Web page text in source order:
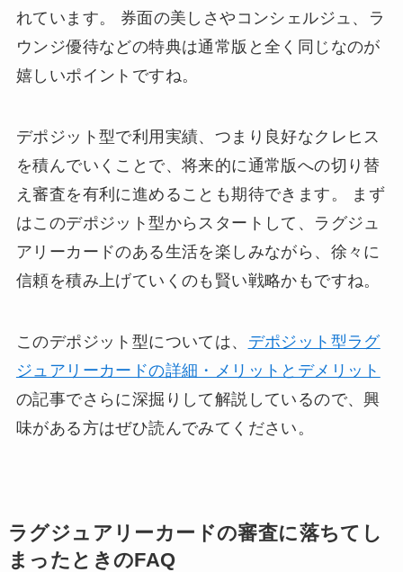
れています。 券面の美しさやコンシェルジュ、ラ
ウンジ優待などの特典は通常版と全く同じなのが
嬉しいポイントですね。
デポジット型で利用実績、つまり良好なクレヒス
を積んでいくことで、将来的に通常版への切り替
え審査を有利に進めることも期待できます。 まず
はこのデポジット型からスタートして、ラグジュ
アリーカードのある生活を楽しみながら、徐々に
信頼を積み上げていくのも賢い戦略かもですね。
このデポジット型については、 デポジット型ラグ
ジュアリーカードの詳細・メリットとデメリット
の記事でさらに深掘りして解説しているので、興
味がある方はぜひ読んでみてください。
ラグジュアリーカードの審査に落ちてし
まったときのFAQ